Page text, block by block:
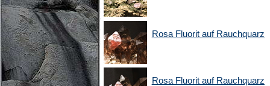
Rosa Fluorit auf Rauchquarz
Rosa Fluorit auf Rauchquarz